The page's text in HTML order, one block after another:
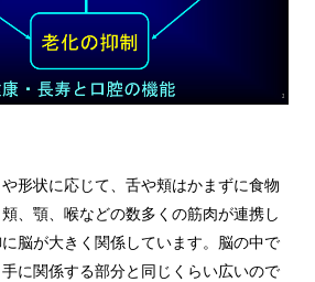
形状に応じて、舌や頬はかまずに食物
、顎、喉などの数多くの筋肉が連携し
脳が大きく関係しています。脳の中で
に関係する部分と同じくらい広いので